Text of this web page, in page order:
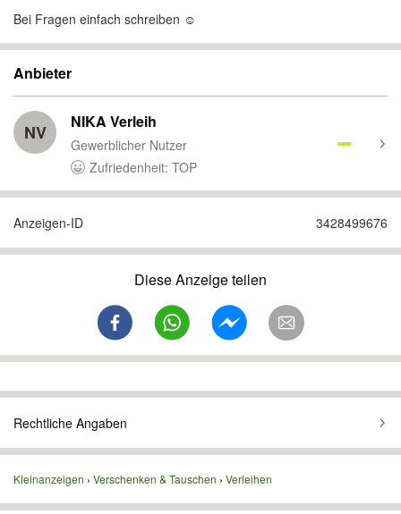
Bei Fragen einfach schreiben ☺️
Anbieter
NV NIKA Verleih
Gewerblicher Nutzer
Zufriedenheit: TOP
Anzeigen-ID 3428499676
Diese Anzeige teilen
Rechtliche Angaben
Kleinanzeigen Verschenken & Tauschen Verleihen